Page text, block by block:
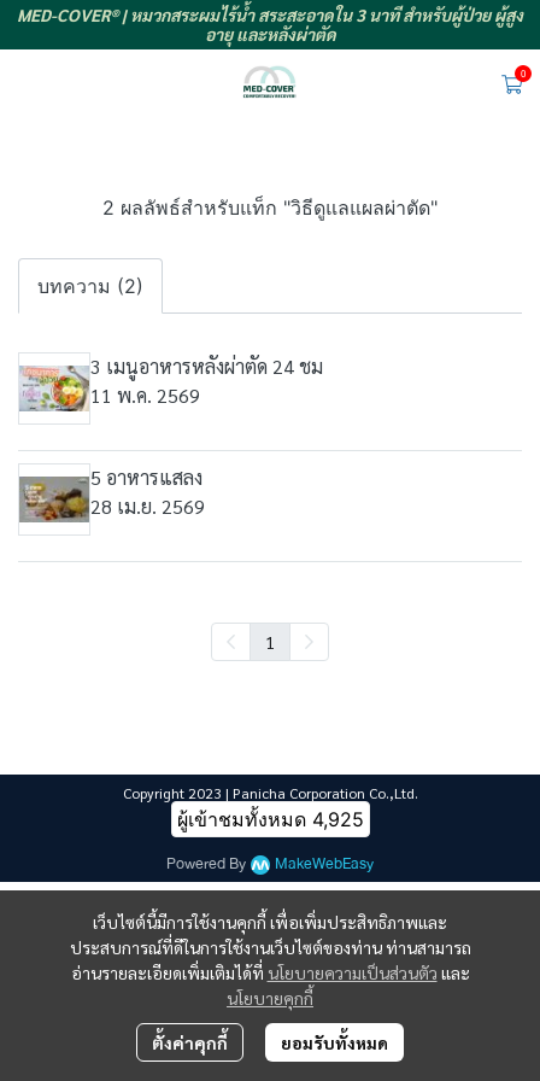
MED-COVER® | หมวกสระผมไร้น้ำ สระสะอาดใน 3 นาที สำหรับผู้ป่วย ผู้สูง
อายุ และหลังผ่าตัด
0
2 ผลลัพธ์สำหรับแท็ก "วิธีดูแลแผลผ่าตัด"
บทความ (2)
3 เมนูอาหารหลังผ่าตัด 24 ชม
11 พ.ค. 2569
5 อาหารแสลง
28 เม.ย. 2569
1
เว็บไซต์นี้มีการใช้งานคุกกี้ เพื่อเพิ่มประสิทธิภาพและ
ประสบการณ์ที่ดีในการใช้งานเว็บไซต์ของท่าน ท่านสามารถ
อ่านรายละเอียดเพิ่มเติมได้ที่ นโยบายความเป็นส่วนตัว และ
นโยบายคุกกี้
ตั้งค่าคุกกี้ ยอมรับทั้งหมด
Copyright 2023 | Panicha Corporation Co.,Ltd.
ผู้เข้าชมทั้งหมด 4,925
Powered By MakeWebEasy